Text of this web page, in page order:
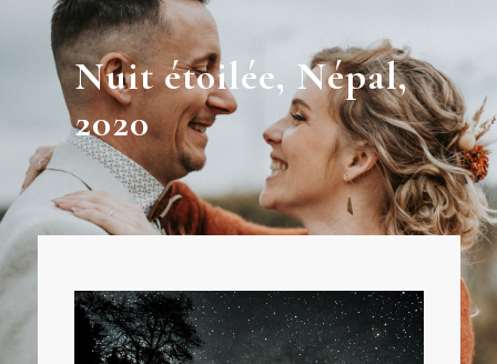
Nuit étoilée, Népal,
2020